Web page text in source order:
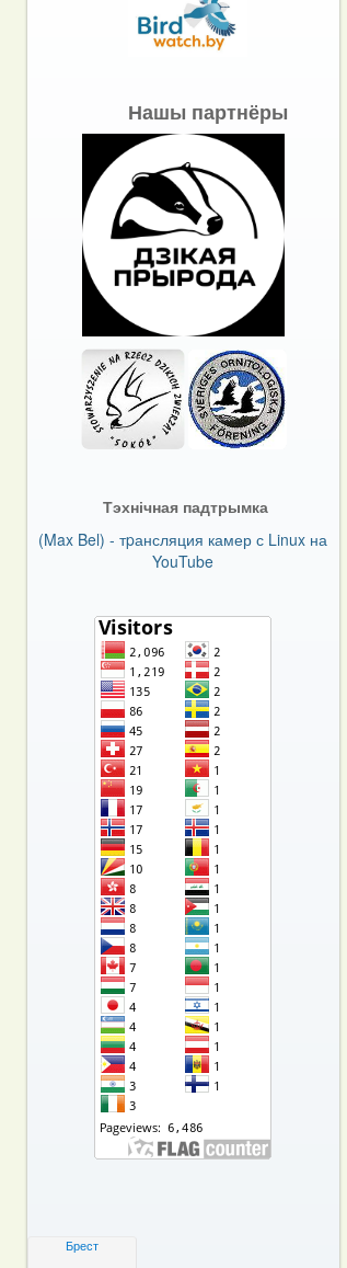
Нашы партнёры
Тэхнічная падтрымка
(Max Bel) - тpансляция камер с Linux на
YouTube
Брест